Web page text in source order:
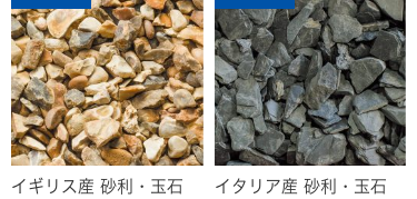
イギリス産 砂利・玉石
イタリア産 砂利・玉石